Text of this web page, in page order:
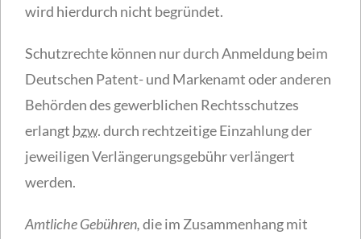
wird hierdurch nicht begründet.
Schutzrechte können nur durch Anmeldung beim
Deutschen Patent- und Markenamt oder anderen
Behörden des gewerblichen Rechtsschutzes
erlangt bzw.durch rechtzeitige Einzahlung der
jeweiligen Verlängerungsgebühr verlängert
werden.
Amtliche Gebühren,die im Zusammenhang mit